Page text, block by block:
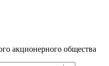
акционерного общества